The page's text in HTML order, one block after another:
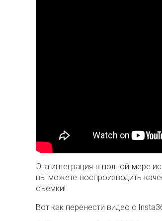
Эта интеграция в полной мере
вы можете воспроизводить
съемки!
Вот как перенести видео с